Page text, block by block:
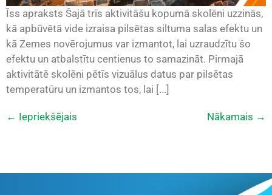
Īss apraksts Šajā trīs aktivitāšu kopumā skolēni uzzinās,
kā apbūvētā vide izraisa pilsētas siltuma salas efektu un
kā Zemes novērojumus var izmantot, lai uzraudzītu šo
efektu un atbalstītu centienus to samazināt. Pirmajā
aktivitātē skolēni pētīs vizuālus datus par pilsētas
temperatūru un izmantos tos, lai [...]
← Iepriekšējais Nākamais →